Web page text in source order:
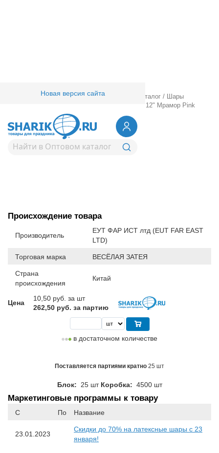
Новая версия сайта
Товары для праздника/ Оптовый каталог /
Шары
Е 12" Мрамор Pink
1108-0563Е 12" Мрамор Pink
Происхождение товара
Производитель
ЕУТ ФАР ИСТ лтд (EUT FAR EAST
LTD)
Торговая марка ВЕСЁЛАЯ ЗАТЕЯ
Страна
происхождения
Китай
Цена
10,50 руб. за шт
262,50 руб. за партию
в достаточном количестве
Поставляется партиями кратно 25 шт
Блок: 25 шт Коробка: 4500 шт
Маркетинговые программы к товару
С По Название
23.01.2023
Скидки до 70% на латексные шары с 23
января!